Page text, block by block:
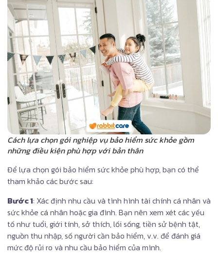
Cách lựa chọn gói nghiệp vụ bảo hiểm sức khỏe gồm
những điều kiện phù hợp với bản thân
Để lựa chọn gói bảo hiểm sức khỏe phù hợp, bạn có thể
tham khảo các bước sau:
Bước 1: Xác định nhu cầu và tình hình tài chính cá nhân và
sức khỏe cá nhân hoặc gia đình. Bạn nên xem xét các yếu
tố như tuổi, giới tính, sở thích, lối sống, tiền sử bệnh tật,
nguồn thu nhập, số người cần bảo hiểm, v.v. để đánh giá
mức độ rủi ro và nhu cầu bảo hiểm của mình.